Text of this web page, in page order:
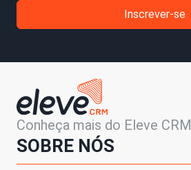
Inscrever-se
Conheça mais do Eleve CRM
SOBRE NÓS